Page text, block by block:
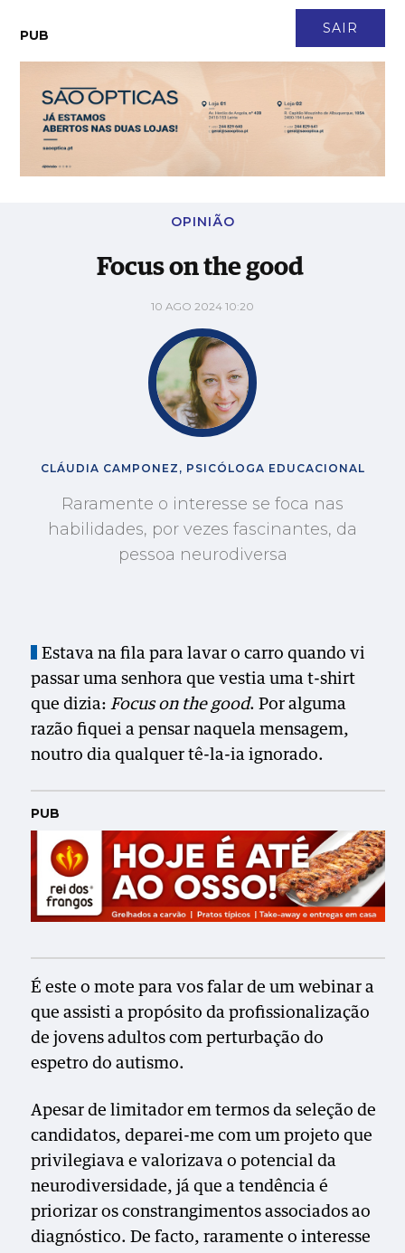
SAIR
PUB
Focus on the good
OPINIÃO
Focus on the good
10 AGO 2024 10:20
CLÁUDIA CAMPONEZ, PSICÓLOGA EDUCACIONAL
Raramente o interesse se foca nas
habilidades, por vezes fascinantes, da
pessoa neurodiversa
Estava na fila para lavar o carro quando vi
passar uma senhora que vestia uma t-shirt
que dizia:Focus on the good. Por alguma
razão fiquei a pensar naquela mensagem,
noutro dia qualquer tê-la-ia ignorado.
PUB
É este o mote para vos falar de um webinar a
que assisti a propósito da profissionalização
de jovens adultos com perturbação do
espetro do autismo.
Apesar de limitador em termos da seleção de
candidatos, deparei-me com um projeto que
privilegiava e valorizava o potencial da
neurodiversidade, já que a tendência é
priorizar os constrangimentos associados ao
diagnóstico. De facto, raramente o interesse